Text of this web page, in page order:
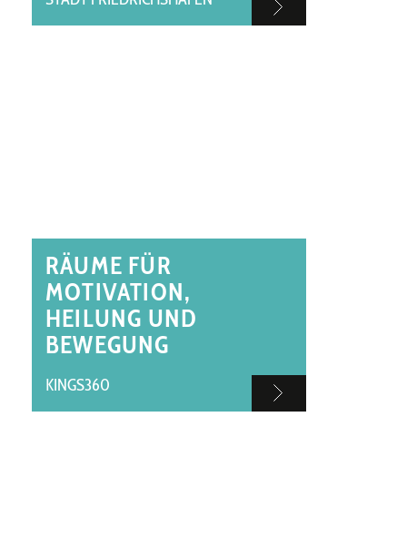
RÄUME FÜR
MOTIVATION,
HEILUNG UND
BEWEGUNG
KINGS360